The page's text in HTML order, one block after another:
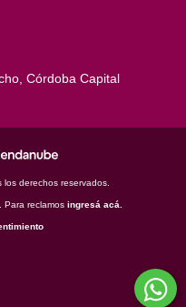
Córdoba Capital
los derechos reservados.
Para reclamos ingresá acá.